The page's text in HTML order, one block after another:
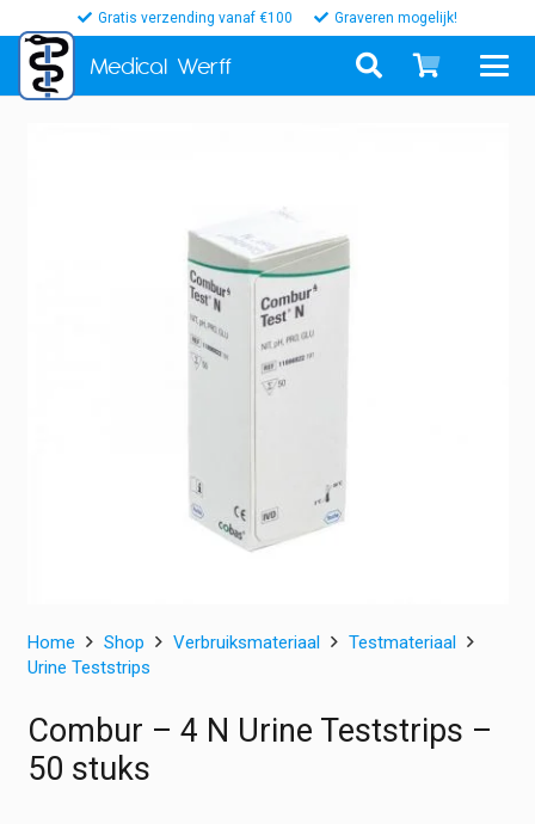
Gratis verzending vanaf €100 Graveren mogelijk!
Medical Werff
Home Shop Verbruiksmateriaal
Testmateriaal
Urine Teststrips
Combur – 4 N Urine Teststrips –
50 stuks